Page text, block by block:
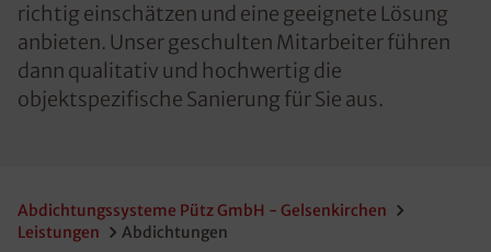
richtig einschätzen und eine geeignete Lösung
anbieten. Unser geschulten Mitarbeiter führen
dann qualitativ und hochwertig die
objektspezifische Sanierung für Sie aus.
Abdichtungssysteme Pütz GmbH - Gelsenkirchen
Leistungen
Abdichtungen